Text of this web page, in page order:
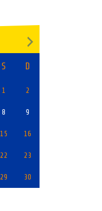
S D
1 2
8 9
15 16
22 23
29 30